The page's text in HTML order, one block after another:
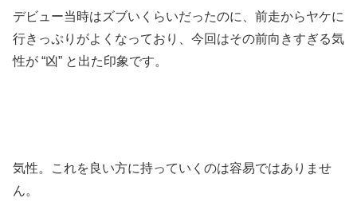
デビュー当時はズブいくらいだったのに、前走からヤケに
行きっぷりがよくなっており、今回はその前向きすぎる気
性が “凶” と出た印象です。
気性。これを良い方に持っていくのは容易ではありませ
ん。